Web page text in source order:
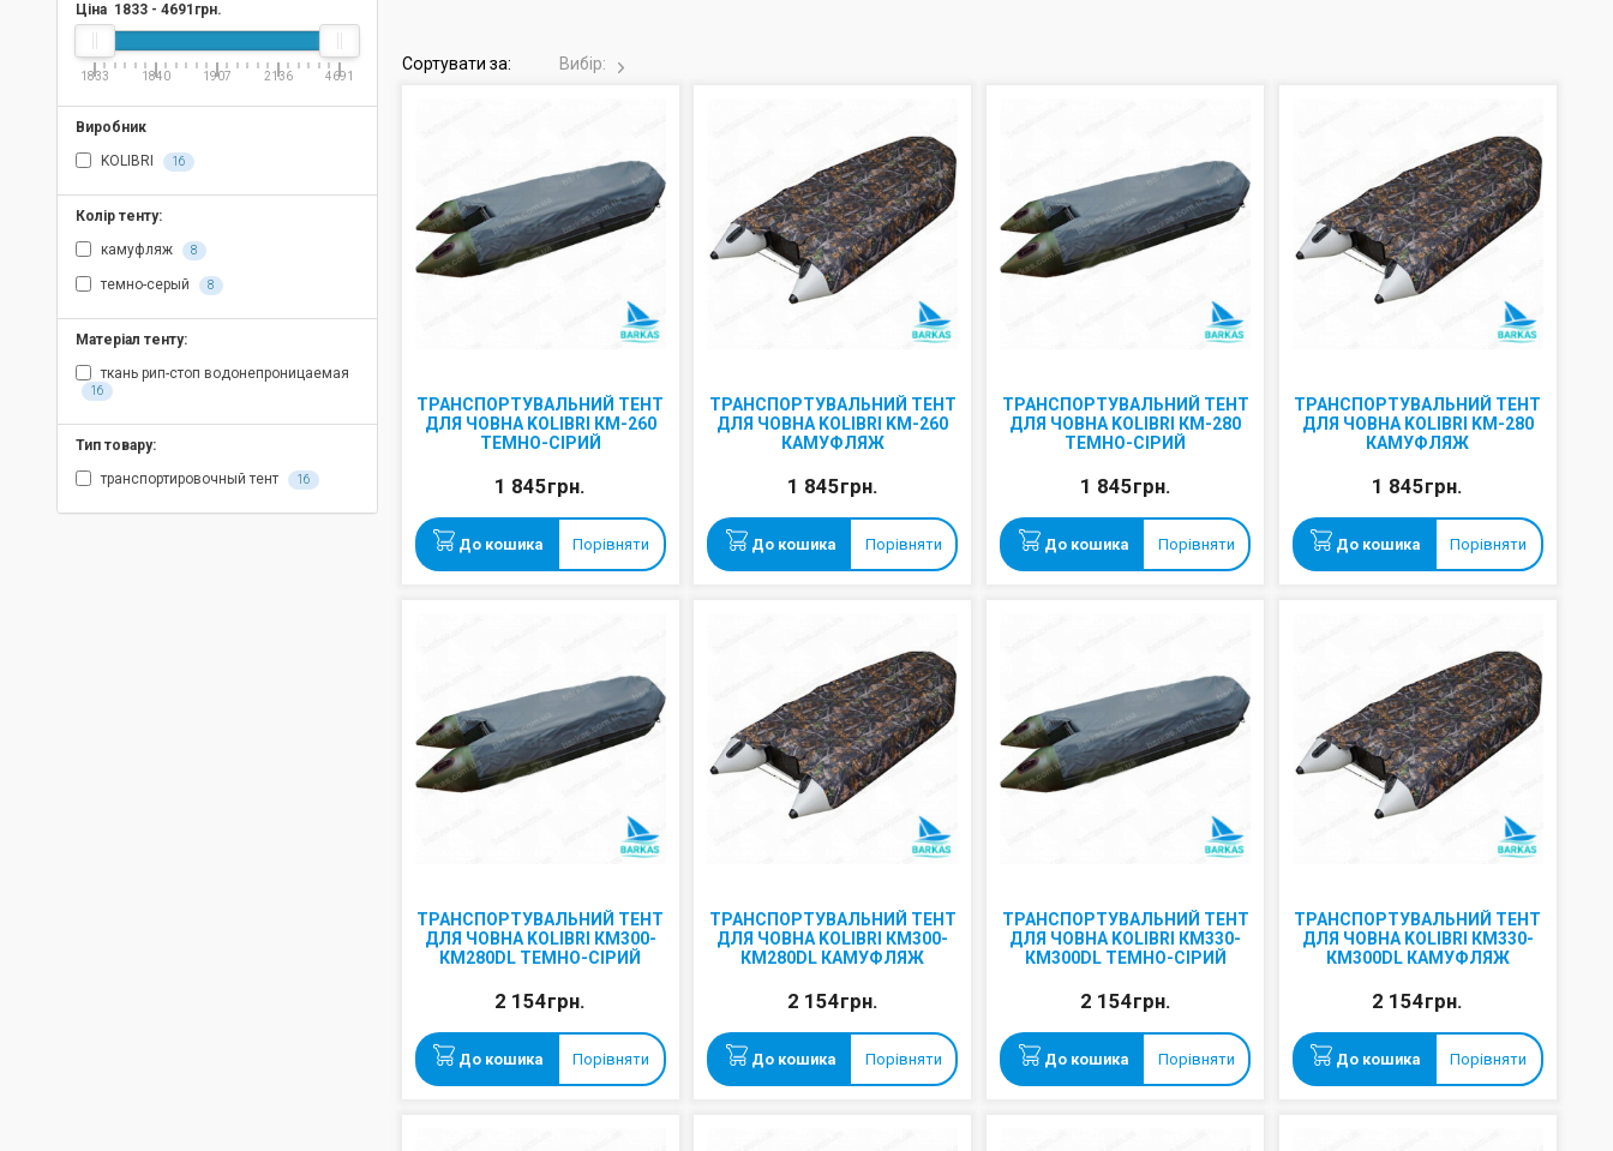
Ціна 1833 - 4691 грн.
1833 1840 1907 2136 4691
Виробник
KOLIBRI 16
Колір тенту:
камуфляж 8
темно-серый 8
Матеріал тенту:
ткань рип-стоп водонепроницаемая
16
Тип товару:
транспортировочный тент 16
Сортувати за: Вибір:
ТРАНСПОРТУВАЛЬНИЙ ТЕНТ
ДЛЯ ЧОВНА KOLIBRI КМ-260
ТЕМНО-СІРИЙ
1 845грн.
До кошика Порівняти
ТРАНСПОРТУВАЛЬНИЙ ТЕНТ
ДЛЯ ЧОВНА KOLIBRI KM-260
КАМУФЛЯЖ
1 845грн.
До кошика Порівняти
ТРАНСПОРТУВАЛЬНИЙ ТЕНТ
ДЛЯ ЧОВНА KOLIBRI КМ-280
ТЕМНО-СІРИЙ
1 845грн.
До кошика Порівняти
ТРАНСПОРТУВАЛЬНИЙ ТЕНТ
ДЛЯ ЧОВНА KOLIBRI KM-280
КАМУФЛЯЖ
1 845грн.
До кошика Порівняти
ТРАНСПОРТУВАЛЬНИЙ ТЕНТ
ДЛЯ ЧОВНА KOLIBRI КМ300-
КМ280DL ТЕМНО-СІРИЙ
2 154грн.
До кошика Порівняти
ТРАНСПОРТУВАЛЬНИЙ ТЕНТ
ДЛЯ ЧОВНА KOLIBRI КМ300-
КМ280DL КАМУФЛЯЖ
2 154грн.
До кошика Порівняти
ТРАНСПОРТУВАЛЬНИЙ ТЕНТ
ДЛЯ ЧОВНА KOLIBRI КМ330-
КМ300DL ТЕМНО-СІРИЙ
2 154грн.
До кошика Порівняти
ТРАНСПОРТУВАЛЬНИЙ ТЕНТ
ДЛЯ ЧОВНА KOLIBRI КМ330-
КМ300DL КАМУФЛЯЖ
2 154грн.
До кошика Порівняти